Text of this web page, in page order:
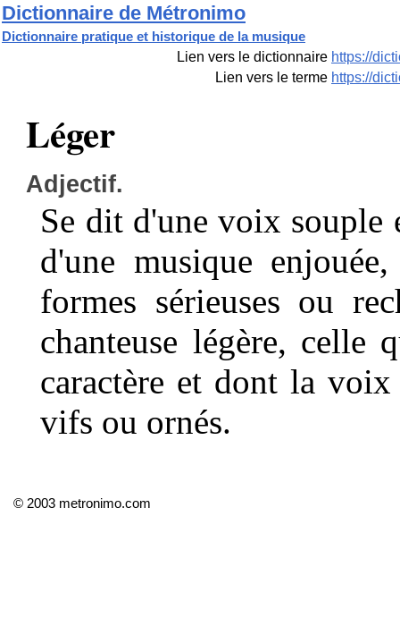
Dictionnaire de Métronimo
Dictionnaire pratique et historique de la musique
Lien vers le dictionnaire https://
Lien vers le terme https://
Léger
Adjectif.
Se dit d'une voix
d'une musique
formes sérieuses ou
chanteuse légère, celle
caractère et dont la
vifs ou ornés.
© 2003 metronimo.com